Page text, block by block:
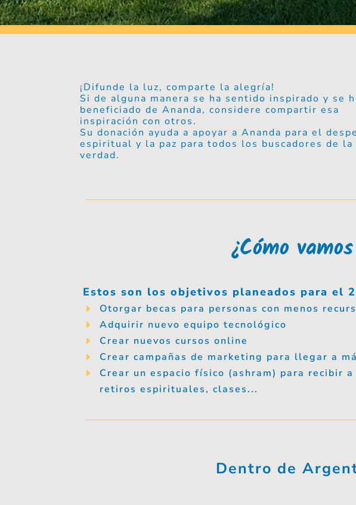
¡Difunde la luz, comparte la alegría!
Si de alguna manera se ha sentido inspirado y se
beneficiado de Ananda, considere compartir esa
inspiración con otros.
Su donación ayuda a apoyar a Ananda para el
espiritual y la paz para todos los buscadores de la
verdad.
¿Cómo
Estos son los objetivos planeados para el
E Otorgar becas para personas con menos
E Adquirir nuevo equipo tecnológico
E Crear nuevos cursos online
E Crear campañas de marketing para llegar a
E
Crear un espacio físico (ashram) para recibir
retiros espirituales, clases...
Dentro de